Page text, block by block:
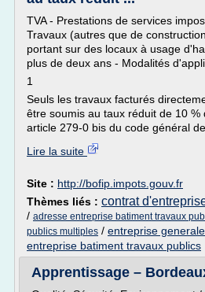
TVA - Prestations de services
Travaux (autres que de
portant sur des locaux à usage
plus de deux ans - Modalités
1
Seuls les travaux facturés
être soumis au taux réduit de 10 %
article 279-0 bis du code général
Lire la suite
Site : http://bofip.impots.gouv.fr
Thèmes liés : contrat
/ adresse entreprise batiment travaux
publics multiples / entreprise
entreprise batiment travaux publics
Apprentissage –